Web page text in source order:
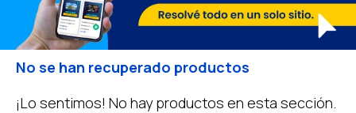
No se han recuperado productos
¡Lo sentimos! No hay productos en esta sección.